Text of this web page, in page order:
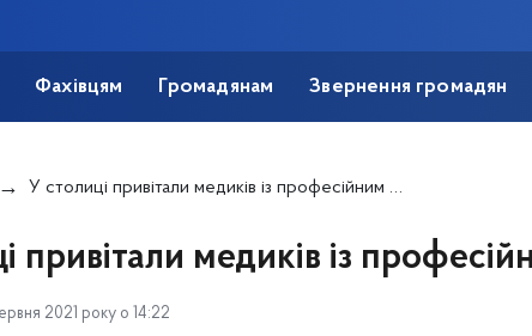
Фахівцям Громадянам Звернення громадян
У столиці привітали медиків із професійним святом
привітали медиків із
2021 року о 14:22